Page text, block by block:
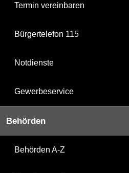
Termin vereinbaren
Bürgertelefon 115
Notdienste
Gewerbeservice
Behörden
Behörden A-Z